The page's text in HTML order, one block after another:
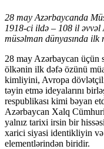
28 may Azərbaycanda
1918-ci ildə – 108 il
müsəlman dünyasında
28 may Azərbaycan
ölkənin ilk dəfə özünü
kimliyini, Avropa
təyin etmə ideyalarını
respublikası kimi bəyan
Azərbaycan Xalq
yalnız tarixi irsin bir
xarici siyasi identikliyin
elementlərindən biridir.